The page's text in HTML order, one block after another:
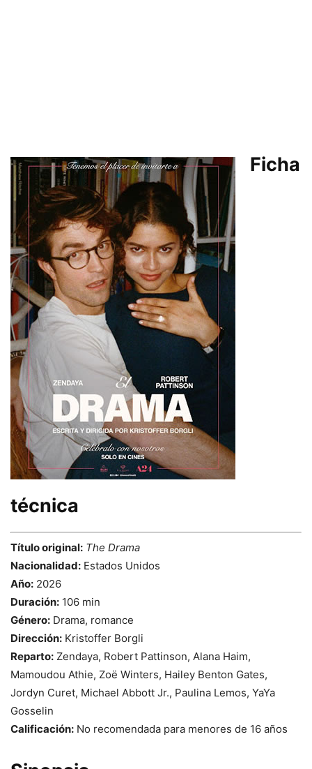
Ficha
técnica
Título original: The Drama
Nacionalidad: Estados Unidos
Año: 2026
Duración: 106 min
Género: Drama, romance
Dirección: Kristoffer Borgli
Reparto: Zendaya, Robert Pattinson, Alana Haim,
Mamoudou Athie, Zoë Winters, Hailey Benton Gates,
Jordyn Curet, Michael Abbott Jr., Paulina Lemos, YaYa
Gosselin
Calificación: No recomendada para menores de 16 años